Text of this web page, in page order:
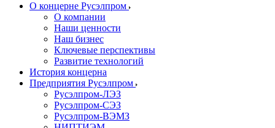
О концерне Русэлпром
О компании
Наши ценности
Наш бизнес
Ключевые перспективы
Развитие технологий
История концерна
Предприятия Русэлпром
Русэлпром-ЛЭЗ
Русэлпром-СЭЗ
Русэлпром-ВЭМЗ